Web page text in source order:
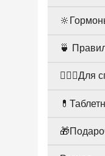
🍵
🤸🏻‍♀️Для